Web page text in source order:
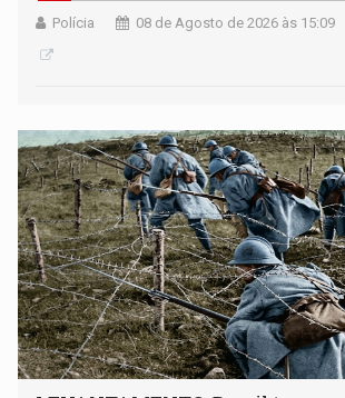
Polícia 08 de Agosto de 2026 às 15:09